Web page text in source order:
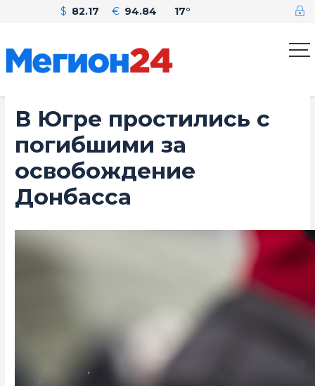
$ 82.17 € 94.84 17°
В Югре простились с
погибшими за
освобождение
Донбасса